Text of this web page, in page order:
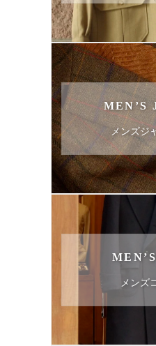
MEN’S
メンズジ
メンズ